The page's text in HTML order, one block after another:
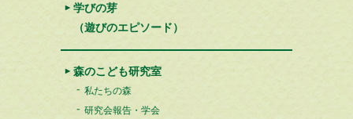
学びの芽
（遊びのエピソード）
森のこども研究室
私たちの森
研究会報告・学会